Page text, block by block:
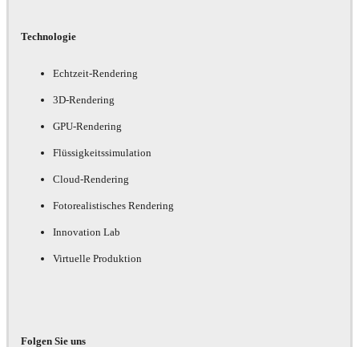
Technologie
Echtzeit-Rendering
3D-Rendering
GPU-Rendering
Flüssigkeitssimulation
Cloud-Rendering
Fotorealistisches Rendering
Innovation Lab
Virtuelle Produktion
Folgen Sie uns